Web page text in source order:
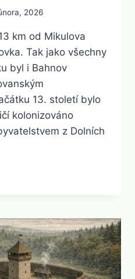
2026
km od Mikulova
Tak jako všechny
byl i Bahnov
13. století bylo
kolonizováno
z Dolních